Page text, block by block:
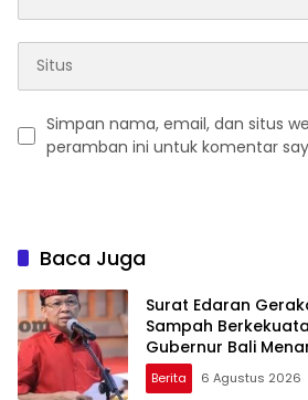
Simpan nama, email, dan situs
peramban ini untuk komentar
Baca Juga
Surat Edaran
Sampah
Gubernur Bali
Banding
Berita 6 Agustus 2026